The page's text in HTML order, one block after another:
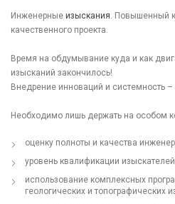
Инженерные изыскания. Повышенный
качественного проекта.
Время на обдумывание куда и как
изысканий закончилось!
Внедрение инноваций и системность –
Необходимо лишь держать на особом
оценку полноты и качества
уровень квалификации
использование комплексных
геологических и топографических